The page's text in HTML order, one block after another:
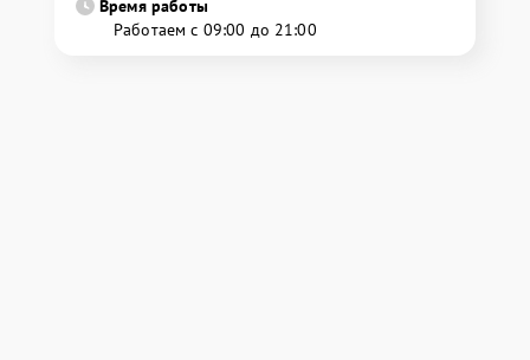
Время работы
Работаем с 09:00 до 21:00